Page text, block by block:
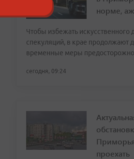
норме,
Чтобы избежать искусственного
спекуляций, в крае продолжают
временные меры
сегодня, 09:24
проехать